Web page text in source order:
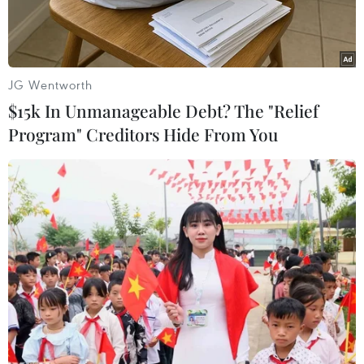
Khói lửa bốc lên từ một cơ sở khai thác dầu ở quận Shahran,
Thủ đô Tehran (Iran) sau khi trúng không kích của Israel. (Ảnh:
Anadolu Agency/TTXVN)
Tổng thống Mỹ Donald Trump ngày 20/6 cho
biết sẽ rất khó để yêu cầu Israel ngừng các cuộc
không kích vào Iran, ngay cả khi ông theo đuổi
JG Wentworth
$15k In Unmanageable Debt? The "Relief
Program" Creditors Hide From You